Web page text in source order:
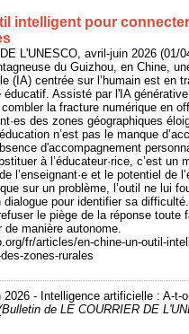
intelligent pour
L'UNESCO, avril-juin 2026 (01/
du Guizhou, en Chine,
(IA) centrée sur l’humain est en
Assisté par l'IA
combler la fracture numérique en
des zones géographiques
n’est pas le manque
d'accompagnement
à l’éducateur·rice, c’est un
l’enseignant·e et le potentiel de
sur un problème, l’outil ne lui
pour identifier sa
le piège de la réponse toute
de manière autonome.
fr/articles/en-chine-un-outil-
zones-rurales
2026 - Intelligence artificielle : A-t-
de LE COURRIER DE